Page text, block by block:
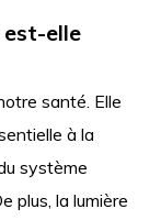
elle
santé. Elle
à la
système
plus, la lumière